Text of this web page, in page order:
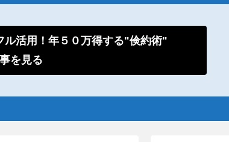
ル活用！年５０万得する"倹約術"
を見る